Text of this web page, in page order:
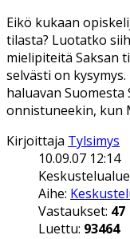
Eikö kukaan
tilasta? Luotatko
mielipiteitä Saksan
selvästi on
haluavan Suomesta
onnistuneekin, kun
Kirjoittaja Tylsimys
10.09.07 12:14
Aihe:
Vastaukset: 47
Luettu: 93464